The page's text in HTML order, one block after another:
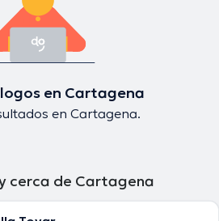
en Cartagena
en Cartagena.
cerca de Cartagena